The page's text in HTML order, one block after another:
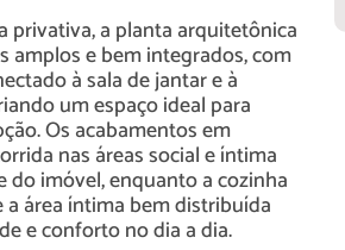
privativa, a planta arquitetônica
amplos e bem integrados, com
à sala de jantar e à
um espaço ideal para
Os acabamentos em
nas áreas social e íntima
do imóvel, enquanto a cozinha
área íntima bem distribuída
e conforto no dia a dia.